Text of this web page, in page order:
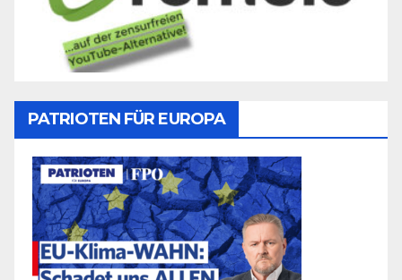
PATRIOTEN FÜR EUROPA